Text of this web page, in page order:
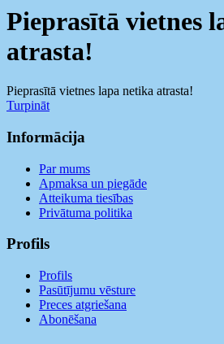
Pieprasītā vietnes
atrasta!
Pieprasītā vietnes lapa netika atrasta!
Turpināt
Informācija
Par mums
Apmaksa un piegāde
Atteikuma tiesības
Privātuma politika
Profils
Profils
Pasūtījumu vēsture
Preces atgriešana
Abonēšana